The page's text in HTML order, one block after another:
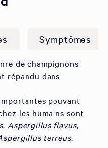
Symptômes
de champignons
répandu dans
pouvant
les humains sont
, Aspergillus flavus,
terreus.